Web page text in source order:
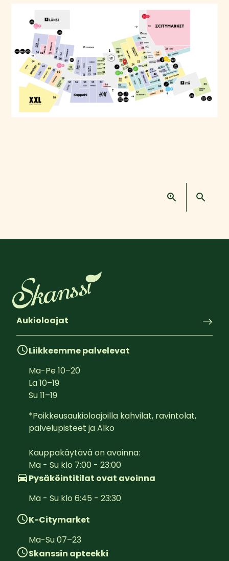
Aukioloajat
Liikkeemme palvelevat
Ma-Pe10–20
La10–19
Su11–19
*Poikkeusaukioloajoilla kahvilat, ravintolat,
palvelupisteet ja Alko
Kauppakäytävä on avoinna:
Ma - Su klo 7:00 - 23:00
Pysäköintitilat ovat avoinna
Ma - Su klo 6:45 - 23:30
K-Citymarket
Ma-Su07–23
Skanssin apteekki